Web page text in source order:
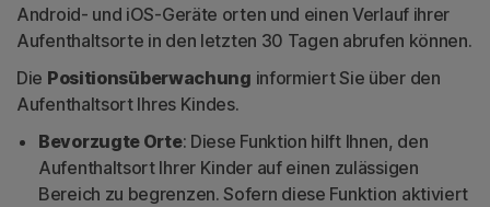
Android- und iOS-Geräte orten und einen Verlauf ihrer
Aufenthaltsorte in den letzten 30 Tagen abrufen können.
Die Positionsüberwachung informiert Sie über den
Aufenthaltsort Ihres Kindes.
Bevorzugte Orte: Diese Funktion hilft Ihnen, den
Aufenthaltsort Ihrer Kinder auf einen zulässigen
Bereich zu begrenzen. Sofern diese Funktion aktiviert